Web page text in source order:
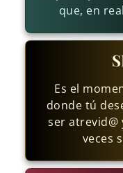
que, en
Es el
donde tú
ser atrevid@
veces